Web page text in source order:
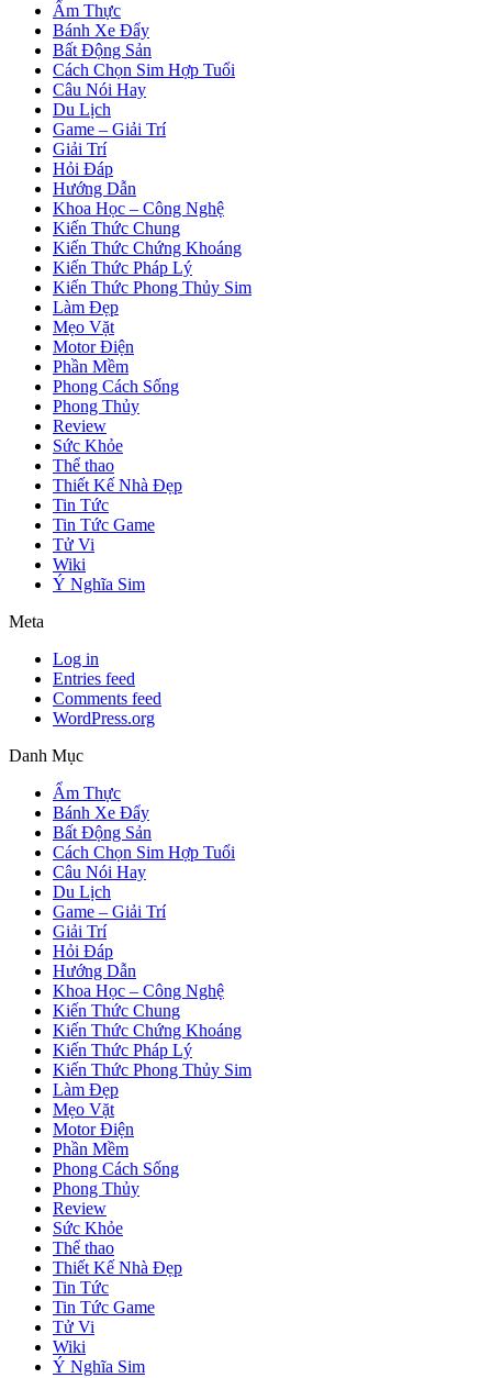
Ẩm Thực
Bánh Xe Đẩy
Bất Động Sản
Cách Chọn Sim Hợp Tuổi
Câu Nói Hay
Du Lịch
Game – Giải Trí
Giải Trí
Hỏi Đáp
Hướng Dẫn
Khoa Học – Công Nghệ
Kiến Thức Chung
Kiến Thức Chứng Khoáng
Kiến Thức Pháp Lý
Kiến Thức Phong Thủy Sim
Làm Đẹp
Mẹo Vặt
Motor Điện
Phần Mềm
Phong Cách Sống
Phong Thủy
Review
Sức Khỏe
Thể thao
Thiết Kế Nhà Đẹp
Tin Tức
Tin Tức Game
Tử Vi
Wiki
Ý Nghĩa Sim
Meta
Log in
Entries feed
Comments feed
WordPress.org
Danh Mục
Ẩm Thực
Bánh Xe Đẩy
Bất Động Sản
Cách Chọn Sim Hợp Tuổi
Câu Nói Hay
Du Lịch
Game – Giải Trí
Giải Trí
Hỏi Đáp
Hướng Dẫn
Khoa Học – Công Nghệ
Kiến Thức Chung
Kiến Thức Chứng Khoáng
Kiến Thức Pháp Lý
Kiến Thức Phong Thủy Sim
Làm Đẹp
Mẹo Vặt
Motor Điện
Phần Mềm
Phong Cách Sống
Phong Thủy
Review
Sức Khỏe
Thể thao
Thiết Kế Nhà Đẹp
Tin Tức
Tin Tức Game
Tử Vi
Wiki
Ý Nghĩa Sim